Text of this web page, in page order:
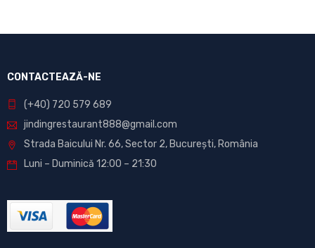
CONTACTEAZĂ-NE
(+40) 720 579 689
jindingrestaurant888@gmail.com
Strada Baicului Nr. 66, Sector 2, București, România
Luni – Duminică 12:00 – 21:30